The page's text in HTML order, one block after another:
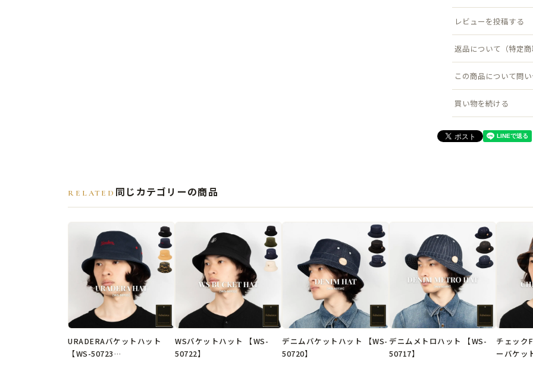
ユニセックスで使いやす
●サイズ
頭まわり：フリーサイズ
帽子の高さ(被り深さ)：約
※弊社オリジナル企画デザ
📮
返品について詳しく見る →
レビューを投稿する
返品について（特定商
この商品について問
買い物を続ける
RELATED 同じカテゴリーの商品
URADERAバケットハット
【WS-50723…
WSバケットハット 【WS-
50722】
デニムバケットハット 【WS-
50720】
デニムメトロハット 【WS-
50717】
チェック
ーバケッ